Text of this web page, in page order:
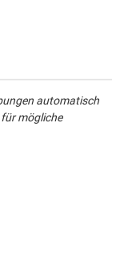
automatisch
mögliche